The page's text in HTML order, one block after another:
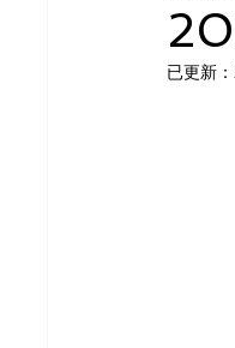
已更新：